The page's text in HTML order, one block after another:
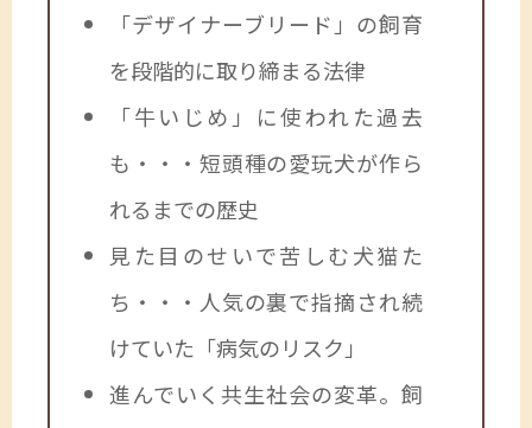
「デザイナーブリード」の飼育
を段階的に取り締まる法律
「牛いじめ」に使われた過去
も・・・短頭種の愛玩犬が作ら
れるまでの歴史
見た目のせいで苦しむ犬猫た
ち・・・人気の裏で指摘され続
けていた「病気のリスク」
進んでいく共生社会の変革。飼